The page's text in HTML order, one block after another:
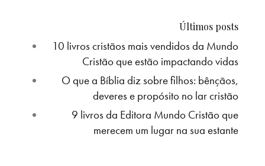
Últimos posts
10 livros cristãos mais vendidos da Mundo
Cristão que estão impactando vidas
O que a Bíblia diz sobre filhos: bênçãos,
deveres e propósito no lar cristão
9 livros da Editora Mundo Cristão que
merecem um lugar na sua estante